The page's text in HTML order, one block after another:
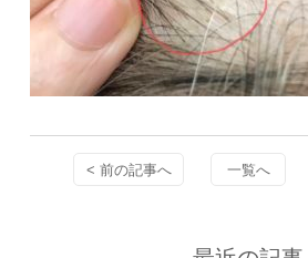
< 前の記事へ 一覧へ